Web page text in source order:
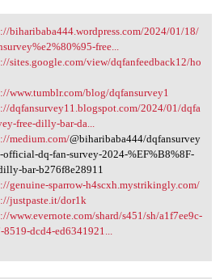
biharibaba444
biharibaba444.wordpress.com/2024/01/18/
free...
sites.google.com/view/dqfanfeedback12/ho
www.tumblr.com/blog/dqfansurvey1
dqfansurvey11.blogspot.com/2024/01/dqfa
free-dilly-bar-da...
medium.com/@biharibaba444/dqfansurvey
official-dq-fan-survey-2024-%EF%B8%8F-
bar-b276f8e28911
genuine-sparrow-h4scxh.mystrikingly.com/
justpaste.it/dor1k
www.evernote.com/shard/s451/sh/a1f7ee9c-
8519-dcd4-ed6341921...